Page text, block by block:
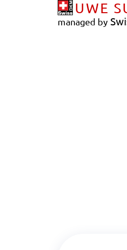
UWE
managed by